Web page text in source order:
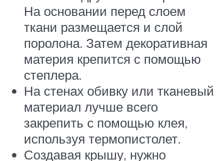
На основании перед слоем
ткани размещается и слой
поролона. Затем декоративная
материя крепится с помощью
степлера.
На стенах обивку или тканевый
материал лучше всего
закрепить с помощью клея,
используя термопистолет.
Создавая крышу, нужно